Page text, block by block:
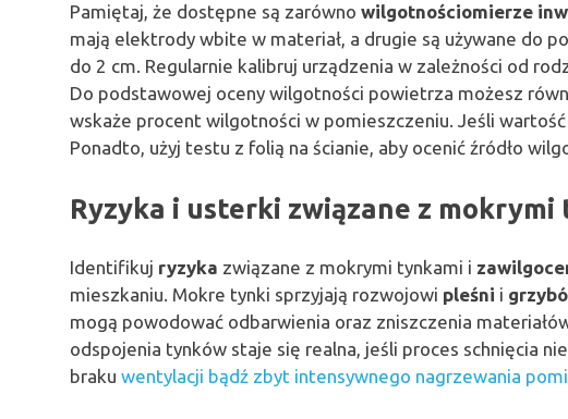
Pamiętaj, że dostępne są zarówno wilgotnościomierze
mają elektrody wbite w materiał, a drugie są używane do
do 2 cm. Regularnie kalibruj urządzenia w zależności od
Do podstawowej oceny wilgotności powietrza możesz
wskaże procent wilgotności w pomieszczeniu. Jeśli wartość
Ponadto, użyj testu z folią na ścianie, aby ocenić źródło
Ryzyka i usterki związane z
Identifikuj ryzyka związane z mokrymi tynkami i
mieszkaniu. Mokre tynki sprzyjają rozwojowi pleśni i
mogą powodować odbarwienia oraz zniszczenia
odspojenia tynków staje się realna, jeśli proces schnięcia
braku wentylacji bądź zbyt intensywnego nagrzewania